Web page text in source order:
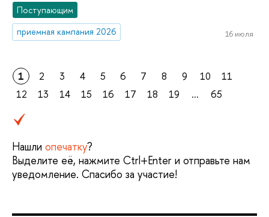
Поступающим
приемная кампания 2026
16 июля
1 2 3 4 5 6 7 8 9 10
11
12
13 14 15 16 17 18 19 ... 65
Нашли опечатку?
Выделите её, нажмите Ctrl+Enter и отправьте нам
уведомление. Спасибо за участие!